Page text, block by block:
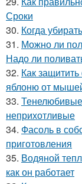
Сроки
30. Когда
31. Можно ли
Надо ли
32. Как
яблоню от
33.
неприхотливые
34. Фасоль в
приготовления
35. Водяной
как он работает